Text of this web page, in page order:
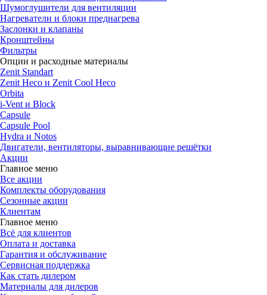
Шумоглушители для вентиляции
Нагреватели и блоки преднагрева
Заслонки и клапаны
Кронштейны
Фильтры
Опции и расходные материалы
Zenit Standart
Zenit Heco и Zenit Cool Heco
Orbita
i-Vent и Block
Capsule
Capsule Pool
Hydra и Notos
Двигатели, вентиляторы, выравнивающие решётки
Акции
Главное меню
Все акции
Комплекты оборудования
Сезонные акции
Клиентам
Главное меню
Всё для клиентов
Оплата и доставка
Гарантия и обслуживание
Сервисная поддержка
Как стать дилером
Материалы для дилеров